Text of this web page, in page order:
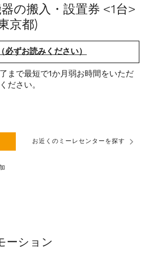
の搬入・設置券 <1台>
京都)
必ずお読みください）
まで最短で1か月弱お時間をいただ
ださい。
お近くのミーレセンターを探す
ーション